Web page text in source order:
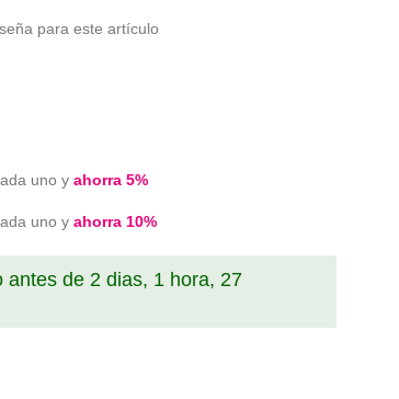
para este artículo
uno y ahorra 5%
uno y ahorra 10%
antes de 2 dias, 1 hora, 27